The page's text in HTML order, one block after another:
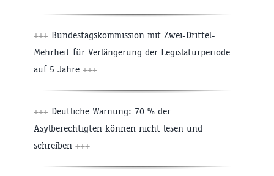
+++ Bundestagskommission mit Zwei-Drittel-
Mehrheit für Verlängerung der Legislaturperiode
auf 5 Jahre +++
+++ Deutliche Warnung: 70 % der
Asylberechtigten können nicht lesen und
schreiben +++